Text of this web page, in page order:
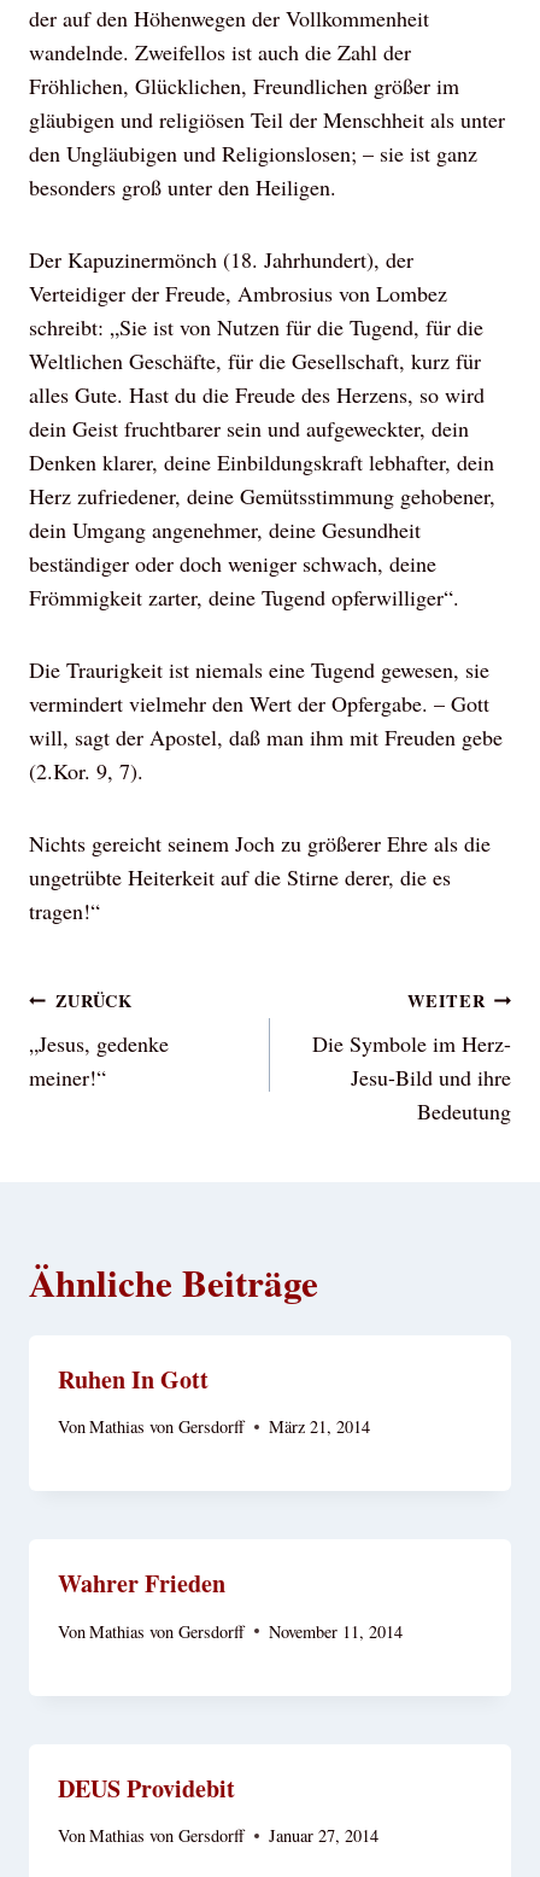
der auf den Höhenwegen der Vollkommenheit
wandelnde. Zweifellos ist auch die Zahl der
Fröhlichen, Glücklichen, Freundlichen größer im
gläubigen und religiösen Teil der Menschheit als unter
den Ungläubigen und Religionslosen; – sie ist ganz
besonders groß unter den Heiligen.
Der Kapuzinermönch (18. Jahrhundert), der
Verteidiger der Freude, Ambrosius von Lombez
schreibt: „Sie ist von Nutzen für die Tugend, für die
Weltlichen Geschäfte, für die Gesellschaft, kurz für
alles Gute. Hast du die Freude des Herzens, so wird
dein Geist fruchtbarer sein und aufgeweckter, dein
Denken klarer, deine Einbildungskraft lebhafter, dein
Herz zufriedener, deine Gemütsstimmung gehobener,
dein Umgang angenehmer, deine Gesundheit
beständiger oder doch weniger schwach, deine
Frömmigkeit zarter, deine Tugend opferwilliger“.
Die Traurigkeit ist niemals eine Tugend gewesen, sie
vermindert vielmehr den Wert der Opfergabe. – Gott
will, sagt der Apostel, daß man ihm mit Freuden gebe
(2.Kor. 9, 7).
Nichts gereicht seinem Joch zu größerer Ehre als die
ungetrübte Heiterkeit auf die Stirne derer, die es
tragen!“
Beitragsnavigation
ZURÜCK
„Jesus, gedenke
meiner!“
WEITER
Die Symbole im Herz-
Jesu-Bild und ihre
Bedeutung
Ähnliche Beiträge
Ruhen In Gott
VonMathias von Gersdorff März 21, 2014
Wahrer Frieden
VonMathias von Gersdorff November 11, 2014
DEUS Providebit
VonMathias von Gersdorff Januar 27, 2014